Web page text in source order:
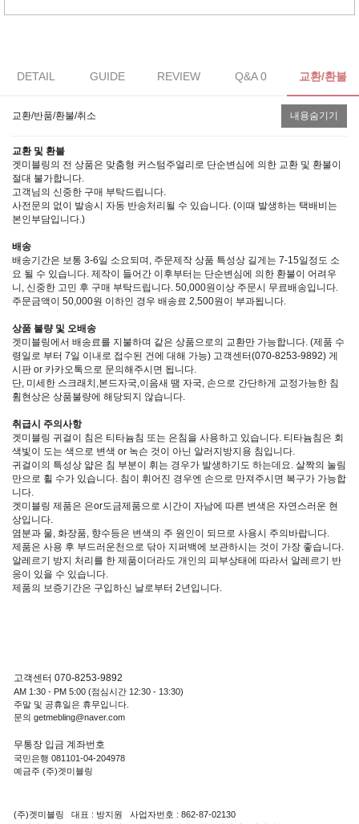
DETAIL GUIDE REVIEW Q&A 0 교환/환불
교환/반품/환불/취소 내용숨기기
교환 및 환불
겟미블링의 전 상품은 맞춤형 커스텀주얼리로 단순변심에 의한 교환 및 환불이
절대 불가합니다.
고객님의 신중한 구매 부탁드립니다.
사전문의 없이 발송시 자동 반송처리될 수 있습니다. (이때 발생하는 택배비는
본인부담입니다.)
배송
배송기간은 보통 3-6일 소요되며, 주문제작 상품 특성상 길게는 7-15일정도 소
요 될 수 있습니다. 제작이 들어간 이후부터는 단순변심에 의한 환불이 어려우
니, 신중한 고민 후 구매 부탁드립니다. 50,000원이상 주문시 무료배송입니다.
주문금액이 50,000원 이하인 경우 배송료 2,500원이 부과됩니다.
상품 불량 및 오배송
겟미블링에서 배송료를 지불하며 같은 상품으로의 교환만 가능합니다. (제품 수
령일로 부터 7일 이내로 접수된 건에 대해 가능) 고객센터(070-8253-9892) 게
시판 or 카카오톡으로 문의해주시면 됩니다.
단, 미세한 스크래치,본드자국,이음새 땜 자국, 손으로 간단하게 교정가능한 침
휨현상은 상품불량에 해당되지 않습니다.
취급시 주의사항
겟미블링 귀걸이 침은 티타늄침 또는 은침을 사용하고 있습니다. 티타늄침은 회
색빛이 도는 색으로 변색 or 녹슨 것이 아닌 알러지방지용 침입니다.
귀걸이의 특성상 얇은 침 부분이 휘는 경우가 발생하기도 하는데요. 살짝의 눌림
만으로 휠 수가 있습니다. 침이 휘어진 경우엔 손으로 만져주시면 복구가 가능합
니다.
겟미블링 제품은 은or도금제품으로 시간이 자남에 따른 변색은 자연스러운 현
상입니다.
염분과 물, 화장품, 향수등은 변색의 주 원인이 되므로 사용시 주의바랍니다.
제품은 사용 후 부드러운천으로 닦아 지퍼백에 보관하시는 것이 가장 좋습니다.
알레르기 방지 처리를 한 제품이더라도 개인의 피부상태에 따라서 알레르기 반
응이 있을 수 있습니다.
제품의 보증기간은 구입하신 날로부터 2년입니다.
고객센터 070-8253-9892
AM 1:30 - PM 5:00 (점심시간 12:30 - 13:30)
주말 및 공휴일은 휴무입니다.
문의 getmebling@naver.com
무통장 입금 계좌번호
국민은행 081101-04-204978
예금주 (주)겟미블링
(주)겟미블링 대표 : 방지원 사업자번호 : 862-87-02130